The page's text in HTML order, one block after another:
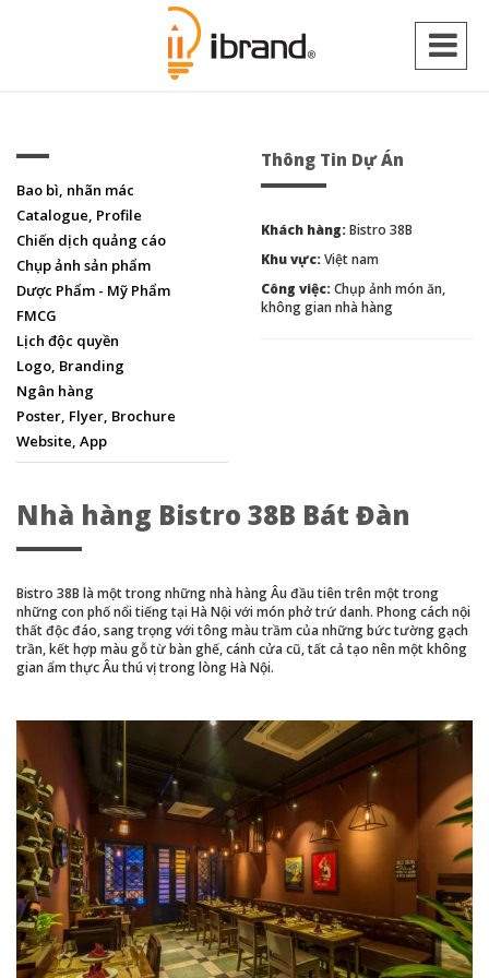
Bao bì, nhãn mác
Catalogue, Profile
Chiến dịch quảng cáo
Chụp ảnh sản phẩm
Dược Phẩm - Mỹ Phẩm
FMCG
Lịch độc quyền
Logo, Branding
Ngân hàng
Poster, Flyer, Brochure
Website, App
Thông Tin Dự Án
Khách hàng:Bistro 38B
Khu vực:Việt nam
Công việc:Chụp ảnh món ăn,
không gian nhà hàng
Nhà hàng Bistro 38B Bát Đàn
Bistro 38B là một trong những nhà hàng Âu đầu tiên trên một trong
những con phố nổi tiếng tại Hà Nội với món phở trứ danh. Phong cách nội
thất độc đáo, sang trọng với tông màu trầm của những bức tường gạch
trần, kết hợp màu gỗ từ bàn ghế, cánh cửa cũ, tất cả tạo nên một không
gian ẩm thực Âu thú vị trong lòng Hà Nội.